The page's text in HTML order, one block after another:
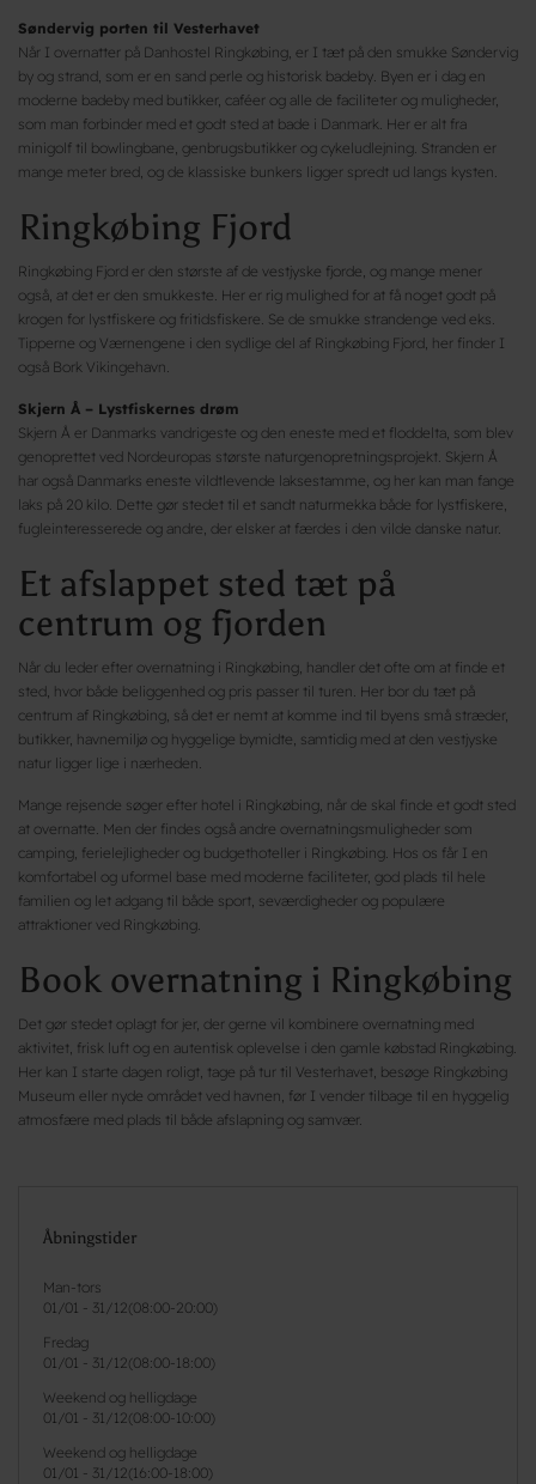
Søndervig porten til Vesterhavet
Når I overnatter på Danhostel Ringkøbing, er I tæt på den smukke Søndervig
by og strand, som er en sand perle og historisk badeby. Byen er i dag en
moderne badeby med butikker, caféer og alle de faciliteter og muligheder,
som man forbinder med et godt sted at bade i Danmark. Her er alt fra
minigolf til bowlingbane, genbrugsbutikker og cykeludlejning. Stranden er
mange meter bred, og de klassiske bunkers ligger spredt ud langs kysten.
Ringkøbing Fjord
Ringkøbing Fjord er den største af de vestjyske fjorde, og mange mener
også, at det er den smukkeste. Her er rig mulighed for at få noget godt på
krogen for lystfiskere og fritidsfiskere. Se de smukke strandenge ved eks.
Tipperne og Værnengene i den sydlige del af Ringkøbing Fjord, her finder I
også Bork Vikingehavn.
Skjern Å – Lystfiskernes drøm
Skjern Å er Danmarks vandrigeste og den eneste med et floddelta, som blev
genoprettet ved Nordeuropas største naturgenopretningsprojekt. Skjern Å
har også Danmarks eneste vildtlevende laksestamme, og her kan man fange
laks på 20 kilo. Dette gør stedet til et sandt naturmekka både for lystfiskere,
fugleinteresserede og andre, der elsker at færdes i den vilde danske natur.
Et afslappet sted tæt på
centrum og fjorden
Når du leder efter overnatning i Ringkøbing, handler det ofte om at finde et
sted, hvor både beliggenhed og pris passer til turen. Her bor du tæt på
centrum af Ringkøbing, så det er nemt at komme ind til byens små stræder,
butikker, havnemiljø og hyggelige bymidte, samtidig med at den vestjyske
natur ligger lige i nærheden.
Mange rejsende søger efter hotel i Ringkøbing, når de skal finde et godt sted
at overnatte. Men der findes også andre overnatningsmuligheder som
camping, ferielejligheder og budgethoteller i Ringkøbing. Hos os får I en
komfortabel og uformel base med moderne faciliteter, god plads til hele
familien og let adgang til både sport, seværdigheder og populære
attraktioner ved Ringkøbing.
Book overnatning i Ringkøbing
Det gør stedet oplagt for jer, der gerne vil kombinere overnatning med
aktivitet, frisk luft og en autentisk oplevelse i den gamle købstad Ringkøbing.
Her kan I starte dagen roligt, tage på tur til Vesterhavet, besøge Ringkøbing
Museum eller nyde området ved havnen, før I vender tilbage til en hyggelig
atmosfære med plads til både afslapning og samvær.
Åbningstider
Man-tors
01/01 - 31/12( 08:00-20:00)
Fredag
01/01 - 31/12( 08:00-18:00)
Weekend og helligdage
01/01 - 31/12( 08:00-10:00)
Weekend og helligdage
01/01 - 31/12( 16:00-18:00)